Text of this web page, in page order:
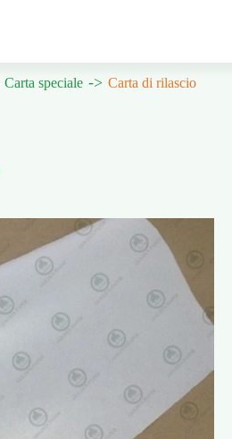
Carta speciale Carta di rilascio